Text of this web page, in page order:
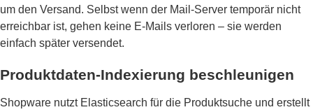
um den Versand. Selbst wenn der Mail-Server temporär nicht
erreichbar ist, gehen keine E-Mails verloren – sie werden
einfach später versendet.
Produktdaten-Indexierung beschleunigen
Shopware nutzt Elasticsearch für die Produktsuche und erstellt